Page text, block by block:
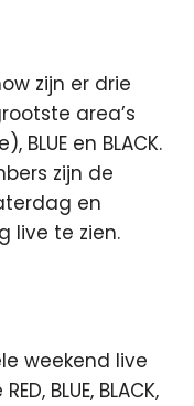
zijn er drie
area’s
BLUE en BLACK.
zijn de
en
live te zien.
weekend live
BLUE, BLACK,